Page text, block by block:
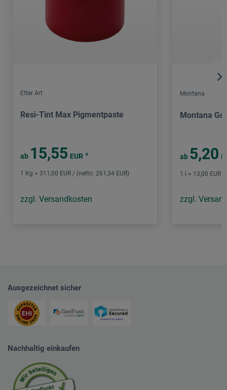
Etter Art
Resi-Tint Max Pigmentpaste
ab 15,55 EUR *
1 Kg = 311,00 EUR / (netto: 261,34 EUR)
zzgl. Versandkosten
Montana
Montana
ab 5,20
1 l = 13,00 EUR
zzgl.
Ausgezeichnet sicher
Nachhaltig einkaufen